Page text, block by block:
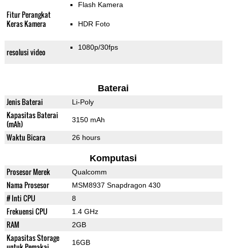
Fitur Perangkat
Keras Kamera
Flash Kamera
HDR Foto
resolusi video 1080p/30fps
Baterai
Jenis Baterai Li-Poly
Kapasitas Baterai
(mAh)
3150 mAh
Waktu Bicara 26 hours
Komputasi
Prosesor Merek Qualcomm
Nama Prosesor MSM8937 Snapdragon 430
# Inti CPU 8
Frekuensi CPU 1.4 GHz
RAM 2GB
Kapasitas Storage
16GB